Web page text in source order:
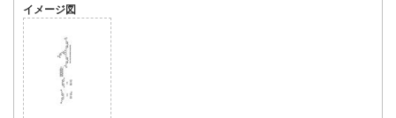
イメージ図